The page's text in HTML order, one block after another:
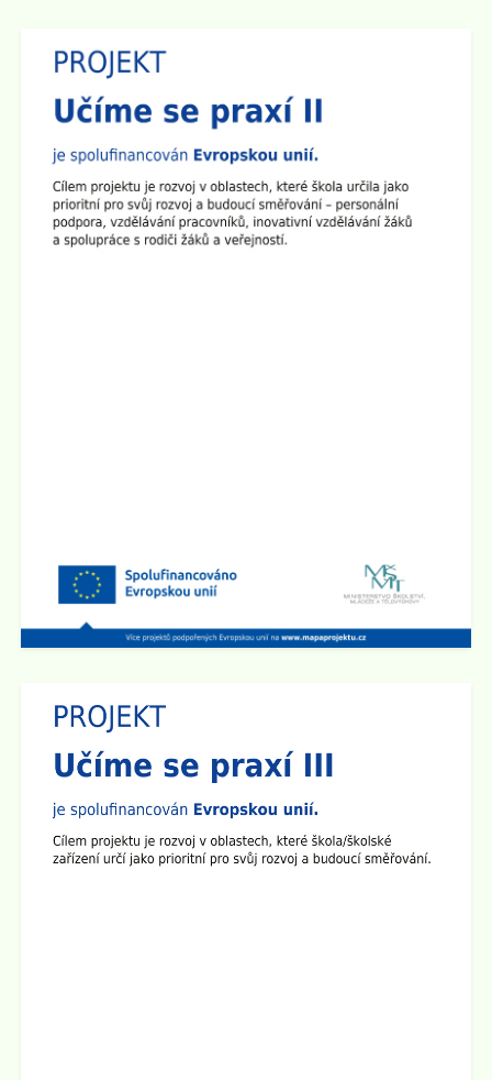
Den otevřených dveří na 2. stupni školy
Dne 29.4. od 15:00 do 17:30 hod zveme všechny
rodiče a přátele školy naDen otevřených dveří na 2.
stupni
. Ve třídách budou připraveny různé prezentace a
ukázky pomůcek. Den otevřených dveří chceme
zakončit společným opékáním na školním dvoře.
Všichni jste srdečně zváni!